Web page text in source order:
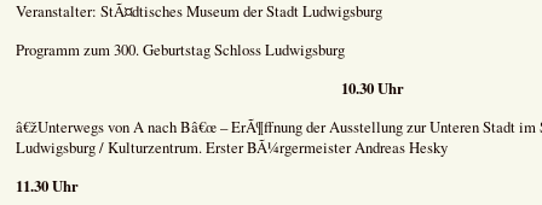
Veranstalter: StÃ¤dtisches Museum der Stadt Ludwigsburg
Programm zum 300. Geburtstag Schloss Ludwigsburg
10.30 Uhr
â€žUnterwegs von A nach Bâ€œ – ErÃ¶ffnung der Ausstellung zur Unteren Stadt im
Ludwigsburg / Kulturzentrum. Erster BÃ¼rgermeister Andreas Hesky
11.30 Uhr